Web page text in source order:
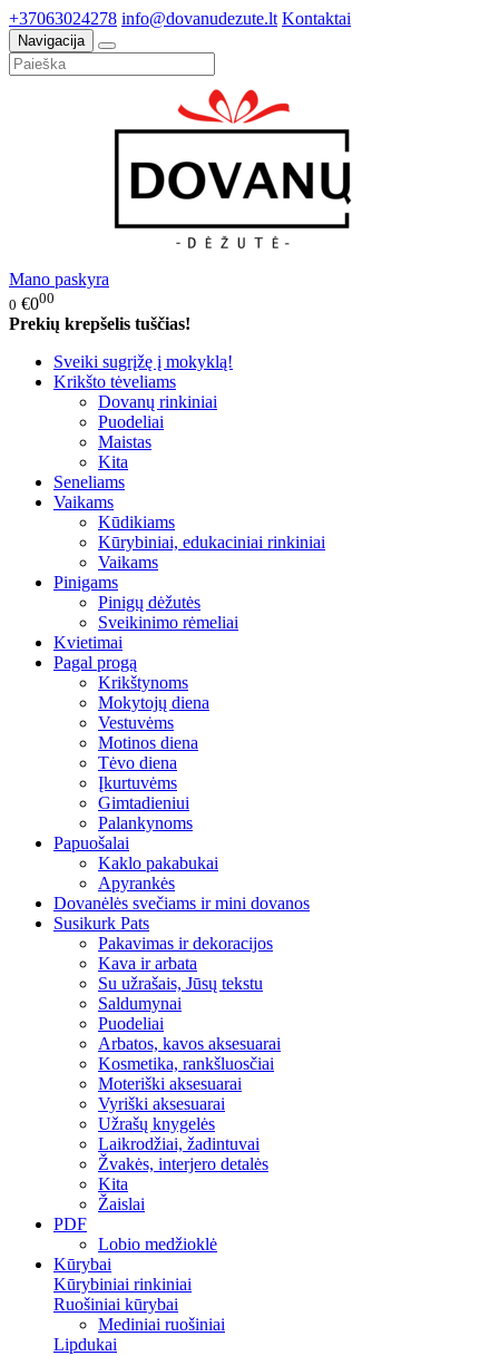
+37063024278 info@dovanudezute.lt Kontaktai
Navigacija
Mano paskyra
0 €000
Prekių krepšelis tuščias!
Sveiki sugrįžę į mokyklą!
Krikšto tėveliams
Dovanų rinkiniai
Puodeliai
Maistas
Kita
Seneliams
Vaikams
Kūdikiams
Kūrybiniai, edukaciniai rinkiniai
Vaikams
Pinigams
Pinigų dėžutės
Sveikinimo rėmeliai
Kvietimai
Pagal progą
Krikštynoms
Mokytojų diena
Vestuvėms
Motinos diena
Tėvo diena
Įkurtuvėms
Gimtadieniui
Palankynoms
Papuošalai
Kaklo pakabukai
Apyrankės
Dovanėlės svečiams ir mini dovanos
Susikurk Pats
Pakavimas ir dekoracijos
Kava ir arbata
Su užrašais, Jūsų tekstu
Saldumynai
Puodeliai
Arbatos, kavos aksesuarai
Kosmetika, rankšluosčiai
Moteriški aksesuarai
Vyriški aksesuarai
Užrašų knygelės
Laikrodžiai, žadintuvai
Žvakės, interjero detalės
Kita
Žaislai
PDF
Lobio medžioklė
Kūrybai
Kūrybiniai rinkiniai
Ruošiniai kūrybai
Mediniai ruošiniai
Lipdukai